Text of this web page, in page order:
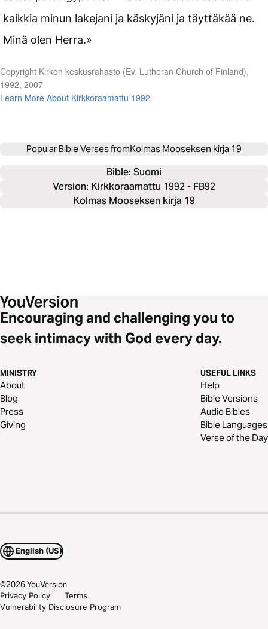
kaikkia minun lakejani ja käskyjäni ja täyttäkää ne.
Minä olen Herra.»
Copyright Kirkon keskusrahasto (Ev. Lutheran Church of Finland),
1992, 2007
Learn More About Kirkkoraamattu 1992
Popular Bible Verses fromKolmas Mooseksen kirja 19
Bible: Suomi
Version: Kirkkoraamattu 1992 - FB92
Kolmas Mooseksen kirja 19
Encouraging and challenging you to
seek intimacy with God every day.
MINISTRY
About
Blog
Press
Giving
USEFUL LINKS
Help
Bible Versions
Audio Bibles
Bible Languages
Verse of the Day
English (US)
©2026YouVersion
Privacy Policy
Terms
Vulnerability Disclosure Program